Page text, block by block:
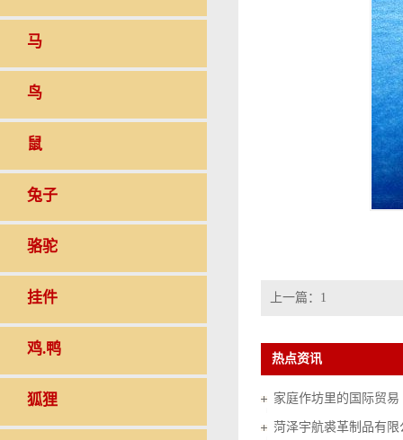
马
鸟
鼠
兔子
骆驼
挂件
鸡.鸭
狐狸
上一篇： 1
热点资讯
家庭作坊里的国际贸易
菏泽宇航裘革制品有